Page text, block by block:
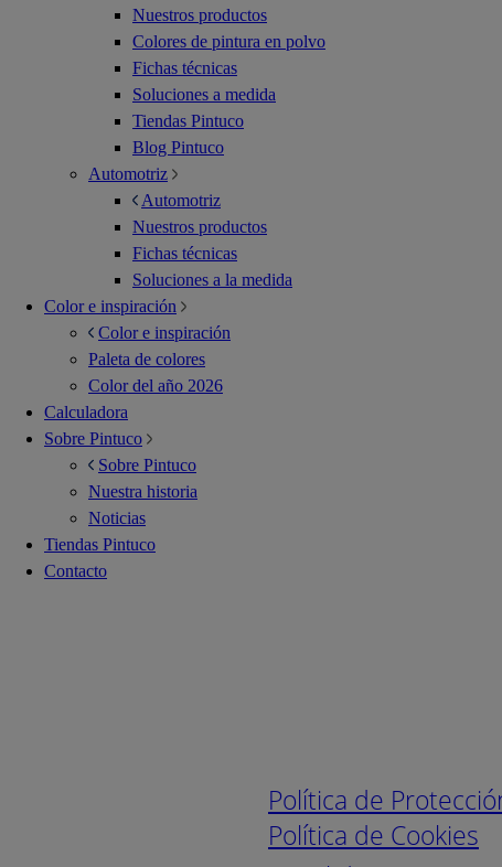
Nuestros productos
Colores de pintura en polvo
Fichas técnicas
Soluciones a medida
Tiendas Pintuco
Blog Pintuco
Automotriz
Automotriz
Nuestros productos
Fichas técnicas
Soluciones a la medida
Color e inspiración
Color e inspiración
Paleta de colores
Color del año 2026
Calculadora
Sobre Pintuco
Sobre Pintuco
Nuestra historia
Noticias
Tiendas Pintuco
Contacto
Política de
Política de Cookies